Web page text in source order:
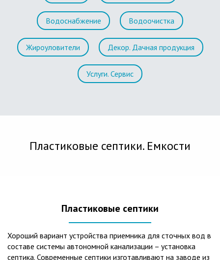
Водоснабжение Водоочистка
Жироуловители Декор. Дачная продукция
Услуги. Сервис
Пластиковые септики. Емкости
Пластиковые септики
Хороший вариант устройства приемника для сточных вод в
составе системы автономной канализации – установка
септика. Современные септики изготавливают на заводе из